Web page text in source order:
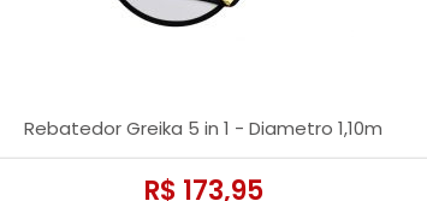
Rebatedor Greika 5 in 1 - Diametro 1,10m
R$ 173,95